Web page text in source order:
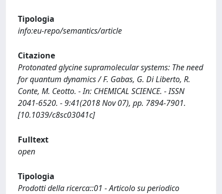
Tipologia
info:eu-repo/semantics/article
Citazione
Protonated glycine supramolecular systems: The need
for quantum dynamics / F. Gabas, G. Di Liberto, R.
Conte, M. Ceotto. - In: CHEMICAL SCIENCE. - ISSN
2041-6520. - 9:41(2018 Nov 07), pp. 7894-7901.
[10.1039/c8sc03041c]
Fulltext
open
Tipologia
Prodotti della ricerca::01 - Articolo su periodico